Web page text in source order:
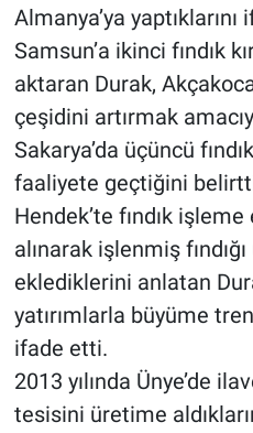
Almanya’ya
Samsun’a ikinci fındık
aktaran Durak,
çeşidini artırmak
Sakarya’da üçüncü
faaliyete geçtiğini
Hendek’te fındık
alınarak işlenmiş
eklediklerini anlatan
yatırımlarla büyüme
ifade etti.
2013 yılında Ünye’de
tesisini üretime